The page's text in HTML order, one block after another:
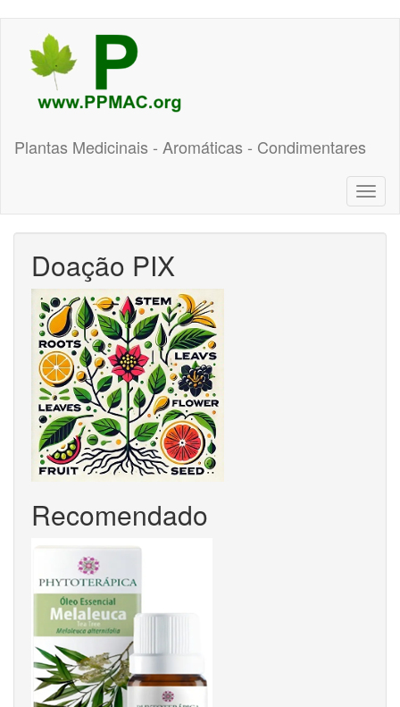
conteúdo
principal
Plantas Medicinais - Aromáticas - Condimentares
Doação PIX
Recomendado